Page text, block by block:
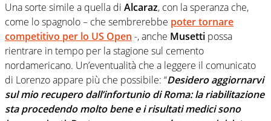
Una sorte simile a quella di Alcaraz, con la speranza che,
come lo spagnolo – che sembrerebbe poter tornare
competitivo per lo US Open -, anche Musetti possa
rientrare in tempo per la stagione sul cemento
nordamericano. Un’eventualità che a leggere il comunicato
di Lorenzo appare più che possibile: “Desidero aggiornarvi
sul mio recupero dall’infortunio di Roma: la riabilitazione
sta procedendo molto bene e i risultati medici sono